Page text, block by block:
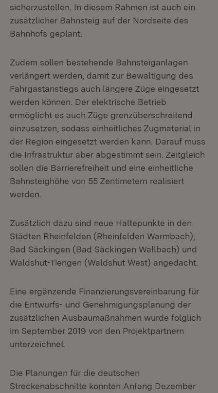
sicherzustellen. In diesem Rahmen ist auch ein
zusätzlicher Bahnsteig auf der Nordseite des
Bahnhofs geplant.
Zudem sollen bestehende Bahnsteiganlagen
verlängert werden, damit zur Bewältigung des
Fahrgastanstiegs auch längere Züge eingesetzt
werden können. Der elektrische Betrieb
ermöglicht es auch Züge grenzüberschreitend
einzusetzen, sodass einheitliches Zugmaterial in
der Region eingesetzt werden kann. Darauf muss
die Infrastruktur aber abgestimmt sein. Zeitgleich
sollen die Barrierefreiheit und eine einheitliche
Bahnsteighöhe von 55 Zentimetern realisiert
werden.
Zusätzlich dazu sind neue Haltepunkte in den
Städten Rheinfelden (Rheinfelden Warmbach),
Bad Säckingen (Bad Säckingen Wallbach) und
Waldshut-Tiengen (Waldshut West) angedacht.
Eine ergänzende Finanzierungsvereinbarung für
die Entwurfs- und Genehmigungsplanung der
zusätzlichen Ausbaumaßnahmen wurde folglich
im September 2019 von den Projektpartnern
unterzeichnet.
Die Planungen für die deutschen
Streckenabschnitte konnten Anfang Dezember